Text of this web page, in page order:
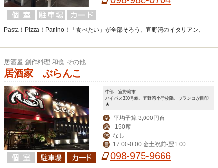
Pasta！Pizza！Panino！「食べたい」が全部そろう、宜野湾のイタリアン。
居酒屋 創作料理 和食 その他
居酒家 ぶらんこ
中部｜宜野湾市
バイパス330号線、宜野湾小学校隣。ブランコが目印
★
￥ 平均予算 3,000円台
席 150席
休 なし
営 17:00-0:00 金土祝前-翌1:00
098-975-9666